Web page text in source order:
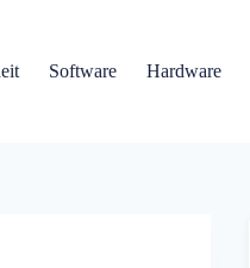
Software Hardware